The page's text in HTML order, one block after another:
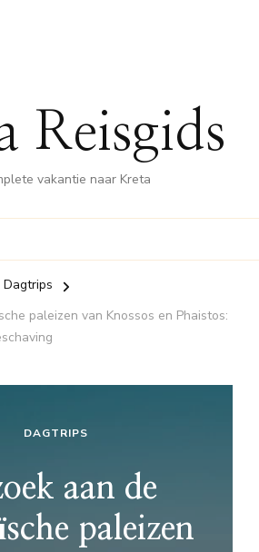
Reisgids
vakantie naar Kreta
Dagtrips
paleizen van Knossos en Phaistos:
DAGTRIPS
aan de
paleizen